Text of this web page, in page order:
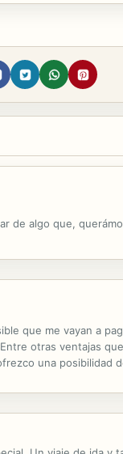
de algo que,
que me vayan a
otras ventajas
una posibilidad